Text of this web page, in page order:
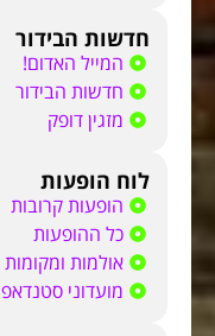
חדשות הבידור
המייל האדום!
חדשות הבידור
מזגין דופק
לוח הופעות
הופעות קרובות
כל ההופעות
אולמות ומקומות
מועדוני סטנדאפ